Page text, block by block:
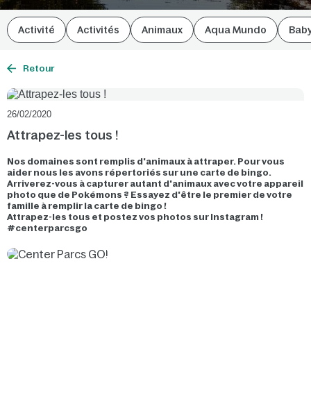
Activité Activités Animaux Aqua Mundo
Retour
26/02/2020
Attrapez-les tous !
Nos domaines sont remplis d'animaux à attraper. Pour vous
aider nous les avons répertoriés sur une carte de bingo.
Arriverez-vous à capturer autant d'animaux avec votre appareil
photo que de Pokémons ? Essayez d'être le premier de votre
famille à remplir la carte de bingo !
Attrapez-les tous et postez vos photos sur Instagram !
#centerparcsgo